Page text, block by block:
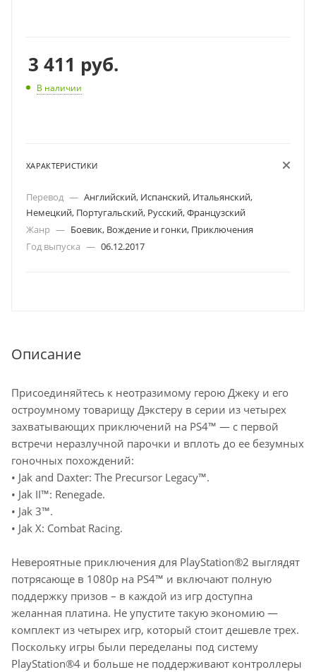
3 411 руб.
В наличии
ХАРАКТЕРИСТИКИ
Перевод — Английский, Испанский, Итальянский,
Немецкий, Португальский, Русский, Французский
Жанр — Боевик, Вождение и гонки, Приключения
Год выпуска — 06.12.2017
Описание
Присоединяйтесь к неотразимому герою Джеку и его
остроумному товарищу Дэкстеру в серии из четырех
захватывающих приключений на PS4™ — с первой
встречи неразлучной парочки и вплоть до ее безумных
гоночных похождений:
• Jak and Daxter: The Precursor Legacy™.
• Jak II™: Renegade.
• Jak 3™.
• Jak X: Combat Racing.
Невероятные приключения для PlayStation®2 выглядят
потрясающе в 1080p на PS4™ и включают полную
поддержку призов – в каждой из игр доступна
желанная платина. Не упустите такую экономию —
комплект из четырех игр, который стоит дешевле трех.
Поскольку игры были переделаны под систему
PlayStation®4 и больше не поддерживают контроллеры